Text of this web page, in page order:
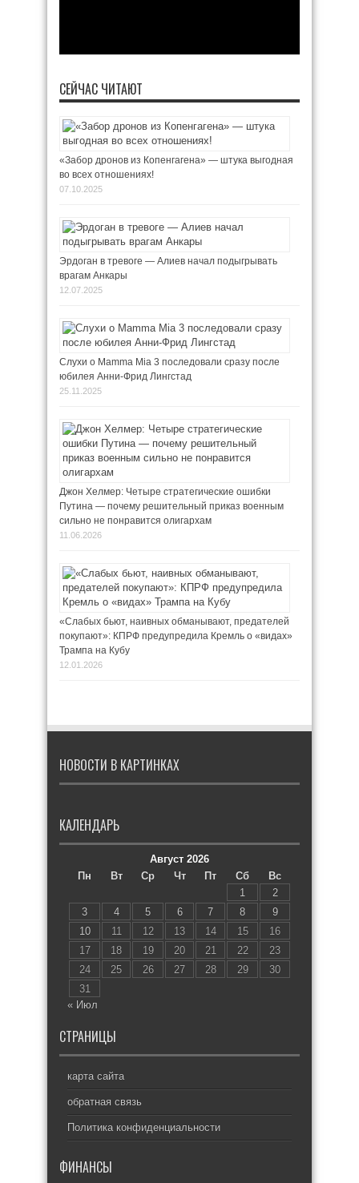
СЕЙЧАС ЧИТАЮТ
«Забор дронов из Копенгагена» — штука выгодная
во всех отношениях!
07.10.2025
Эрдоган в тревоге — Алиев начал подыгрывать
врагам Анкары
12.07.2025
Слухи о Mamma Mia 3 последовали сразу после
юбилея Анни-Фрид Лингстад
25.11.2025
Джон Хелмер: Четыре стратегические ошибки
Путина — почему решительный приказ военным
сильно не понравится олигархам
11.06.2026
«Слабых бьют, наивных обманывают, предателей
покупают»: КПРФ предупредила Кремль о «видах»
Трампа на Кубу
12.01.2026
НОВОСТИ В КАРТИНКАХ
КАЛЕНДАРЬ
Август 2026
Пн
Вт Ср Чт Пт Сб
Вс
1
2
3
4 5 6 7 8
9
10
11 12 13 14 15
16
17
18 19 20 21 22
23
24
25 26 27 28 29
30
31
« Июл
СТРАНИЦЫ
карта сайта
обратная связь
Политика конфиденциальности
ФИНАНСЫ